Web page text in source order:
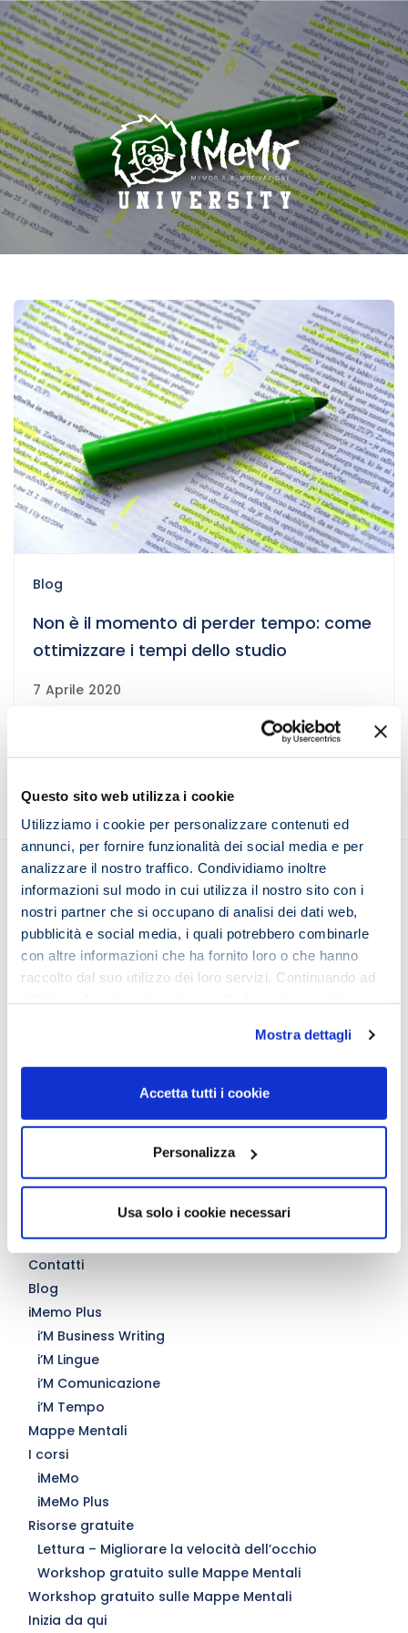
Questo sito web utilizza i cookie
Utilizziamo i cookie per personalizzare contenuti ed
annunci, per fornire funzionalità dei social media e per
analizzare il nostro traffico. Condividiamo inoltre
informazioni sul modo in cui utilizza il nostro sito con i
nostri partner che si occupano di analisi dei dati web,
pubblicità e social media, i quali potrebbero combinarle
con altre informazioni che ha fornito loro o che hanno
raccolto dal suo utilizzo dei loro servizi. Continuando ad
Mostra dettagli
Accetta tutti i cookie
Personalizza
Usa solo i cookie necessari
Blog
Non è il momento di perder tempo: come
ottimizzare i tempi dello studio
7 Aprile 2020
Seguici sui social
i’M Metodo
i’M Lettura Veloce
Privacy Policy & Cookie Policy
Condizioni generali
Contatti
Blog
iMemo Plus
i’M Business Writing
i’M Lingue
i’M Comunicazione
i’M Tempo
Mappe Mentali
I corsi
iMeMo
iMeMo Plus
Risorse gratuite
Lettura – Migliorare la velocità dell’occhio
Workshop gratuito sulle Mappe Mentali
Workshop gratuito sulle Mappe Mentali
Inizia da qui